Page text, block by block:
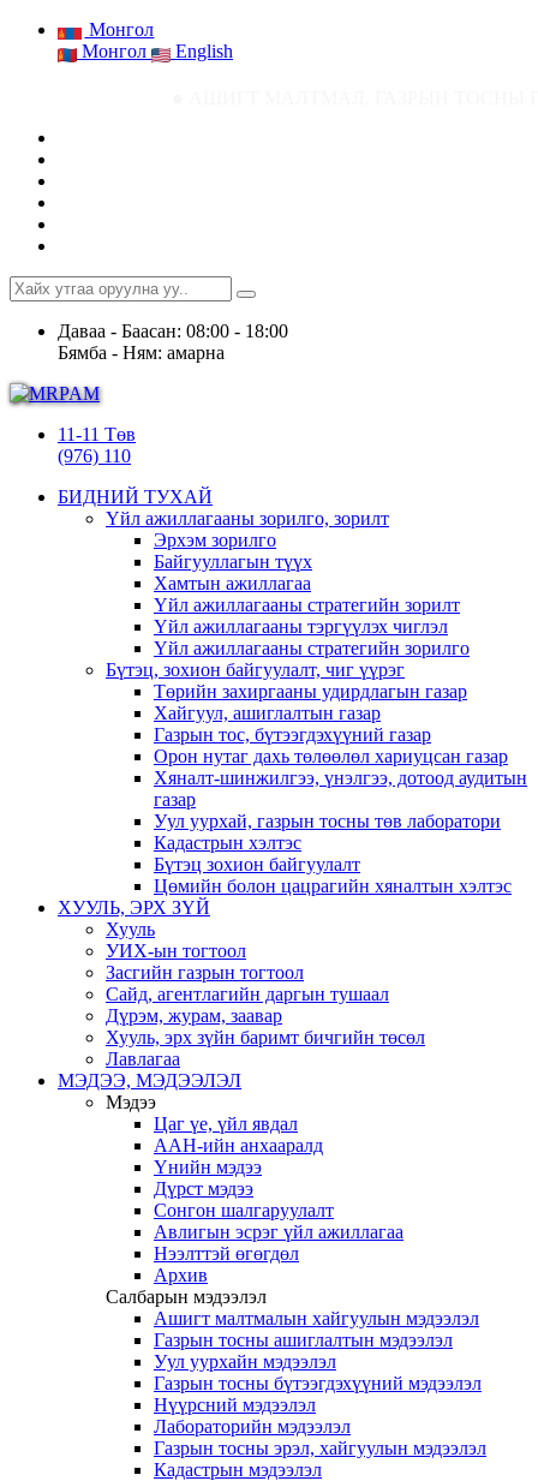
Монгол
Монгол
English
Даваа - Баасан: 08:00 - 18:00
Бямба - Ням: амарна
11-11 Төв
(976) 110
БИДНИЙ ТУХАЙ
Үйл ажиллагааны зорилго, зорилт
Эрхэм зорилго
Байгууллагын түүх
Хамтын ажиллагаа
Үйл ажиллагааны стратегийн зорилт
Үйл ажиллагааны тэргүүлэх чиглэл
Үйл ажиллагааны стратегийн зорилго
Бүтэц, зохион байгуулалт, чиг үүрэг
Төрийн захиргааны удирдлагын газар
Хайгуул, ашиглалтын газар
Газрын тос, бүтээгдэхүүний газар
Орон нутаг дахь төлөөлөл хариуцсан газар
Хяналт-шинжилгээ, үнэлгээ, дотоод аудитын
газар
Уул уурхай, газрын тосны төв лаборатори
Кадастрын хэлтэс
Бүтэц зохион байгуулалт
Цөмийн болон цацрагийн хяналтын хэлтэс
ХУУЛЬ, ЭРХ ЗҮЙ
Хууль
УИХ-ын тогтоол
Засгийн газрын тогтоол
Сайд, агентлагийн даргын тушаал
Дүрэм, журам, заавар
Хууль, эрх зүйн баримт бичгийн төсөл
Лавлагаа
МЭДЭЭ, МЭДЭЭЛЭЛ
Мэдээ
Цаг үе, үйл явдал
ААН-ийн анхааралд
Үнийн мэдээ
Дүрст мэдээ
Сонгон шалгаруулалт
Авлигын эсрэг үйл ажиллагаа
Нээлттэй өгөгдөл
Архив
Салбарын мэдээлэл
Ашигт малтмалын хайгуулын мэдээлэл
Газрын тосны ашиглалтын мэдээлэл
Уул уурхайн мэдээлэл
Газрын тосны бүтээгдэхүүний мэдээлэл
Нүүрсний мэдээлэл
Лабораторийн мэдээлэл
Газрын тосны эрэл, хайгуулын мэдээлэл
Кадастрын мэдээлэл